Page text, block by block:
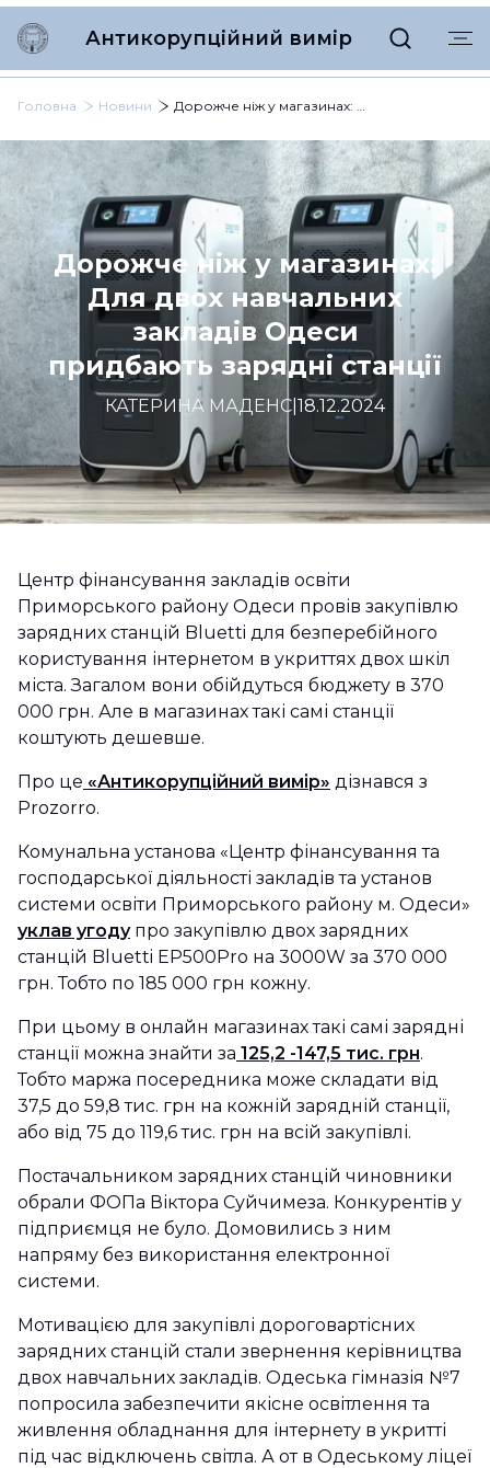
Антикорупційний вимір
Головна Новини Дорожче ніж у магазинах: Для двох навчальних закладів Одеси придбають зарядні станції
Дорожче ніж у магазинах:
Для двох навчальних
закладів Одеси
придбають зарядні станції
КАТЕРИНА МАДЕНС 18.12.2024
Центр фінансування закладів освіти
Приморського району Одеси провів закупівлю
зарядних станцій Bluetti для безперебійного
користування інтернетом в укриттях двох шкіл
міста. Загалом вони обійдуться бюджету в 370
000 грн. Але в магазинах такі самі станції
коштують дешевше.
Про це «Антикорупційний вимір» дізнався з
Prozorro.
Комунальна установа «Центр фінансування та
господарської діяльності закладів та установ
системи освіти Приморського району м. Одеси»
уклав угодупро закупівлю двох зарядних
станцій Bluetti EP500Pro на 3000W за 370 000
грн. Тобто по 185 000 грн кожну.
При цьому в онлайн магазинах такі самі зарядні
станції можна знайти за 125,2 -147,5 тис. грн.
Тобто маржа посередника може складати від
37,5 до 59,8 тис. грн на кожній зарядній станції,
або від 75 до 119,6 тис. грн на всій закупівлі.
Постачальником зарядних станцій чиновники
обрали ФОПа Віктора Суйчимеза. Конкурентів у
підприємця не було. Домовились з ним
напряму без використання електронної
системи.
Мотивацією для закупівлі дороговартісних
зарядних станцій стали звернення керівництва
двох навчальних закладів. Одеська гімназія №7
попросила забезпечити якісне освітлення та
живлення обладнання для інтернету в укритті
під час відключень світла. А от в Одеському ліцеї